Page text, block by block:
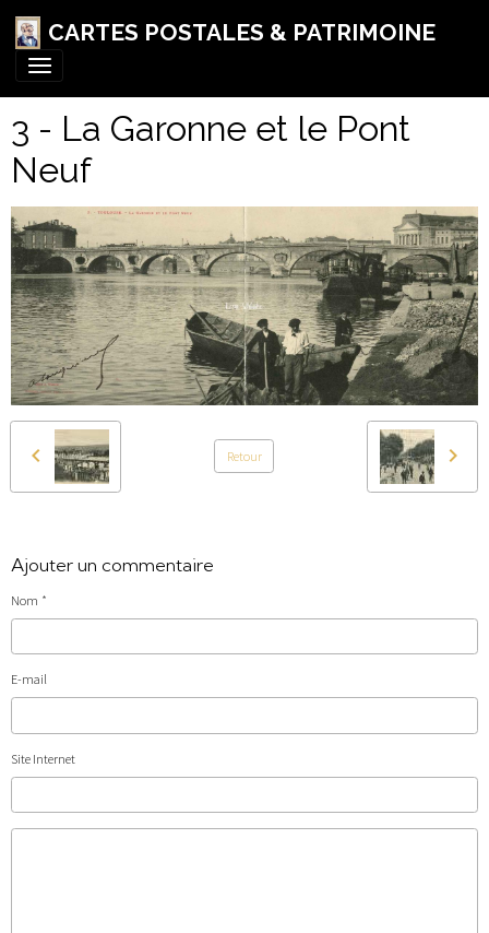
CARTES POSTALES & PATRIMOINE
3 - La Garonne et le Pont
Neuf
Retour
Ajouter un commentaire
Nom
E-mail
Site Internet